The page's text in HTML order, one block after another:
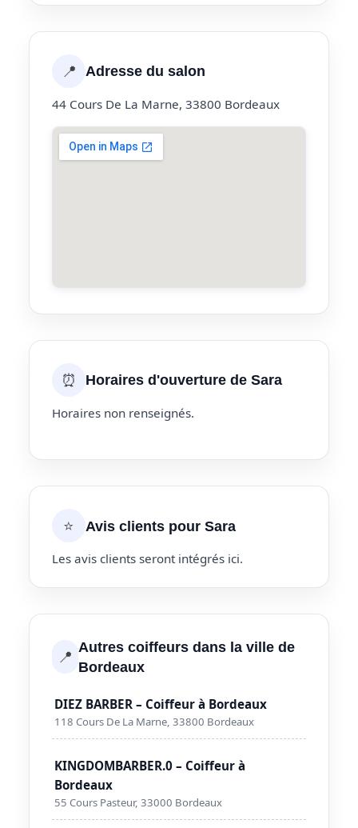
📍 Adresse du salon
44 Cours De La Marne, 33800 Bordeaux
⏰ Horaires d'ouverture de Sara
Horaires non renseignés.
⭐ Avis clients pour Sara
Les avis clients seront intégrés ici.
📍 Autres coiffeurs dans la ville de
Bordeaux
DIEZ BARBER – Coiffeur à Bordeaux
118 Cours De La Marne, 33800 Bordeaux
KINGDOMBARBER.0 – Coiffeur à
Bordeaux
55 Cours Pasteur, 33000 Bordeaux